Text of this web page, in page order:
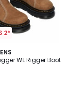
2*
WL Rigger Boot